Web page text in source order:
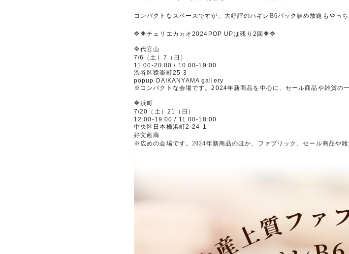
コンパクトなスペースですが、大好評のハギレB6パック詰め放題もやっち
🔷🔶チェリエカカオ2024POP UPは残り 2 回🔶🔷
🔷代官山
7/6
（土） 7
（日）
11:00-20:00 / 10:00-19:00
渋谷区猿楽町25-3
popup DAIKANYAMA gallery
※ コンパクトな会場です。2024年新商品を中心に、セール商品や雑貨の
🔶浜町
7/20 （土） 21
（日）
12:00-19:00 / 11:00-18:00
中央区日本橋浜町2-24-1
好文画廊
※広めの会場です。2024年新商品のほか、ファブリック、セール商品や雑